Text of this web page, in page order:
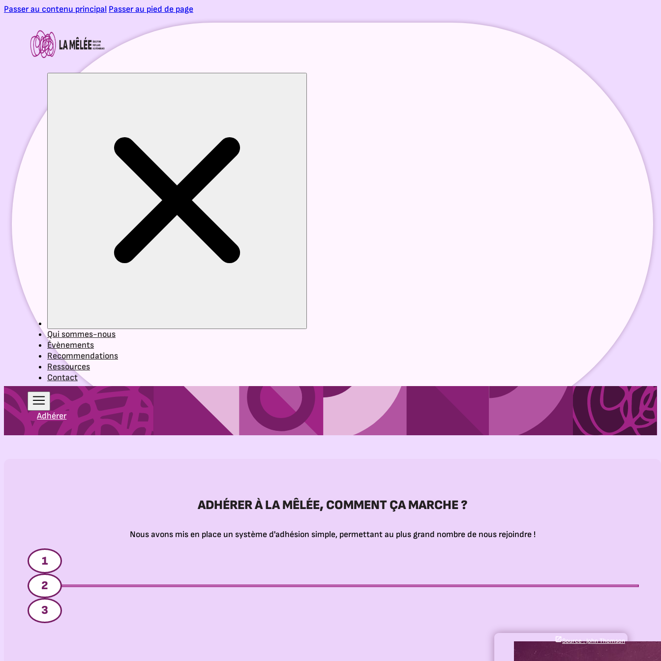
Passer au contenu principal Passer au pied de page
Qui sommes-nous
Évènements
Recommendations
Ressources
Contact
Adhérer
ADHÉRER À LA MÊLÉE, COMMENT ÇA MARCHE ?
Nous avons mis en place un système d'adhésion simple, permettant au plus grand nombre de nous rejoindre !
1
2
3
Source : John Thomson